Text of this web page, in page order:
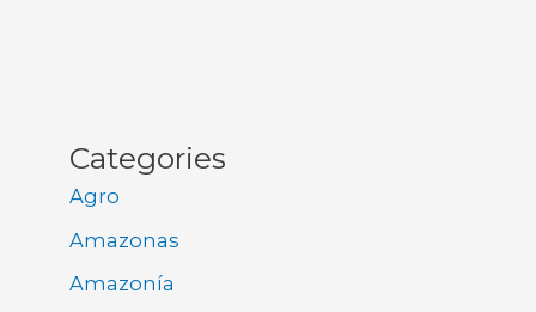
Categories
Agro
Amazonas
Amazonía